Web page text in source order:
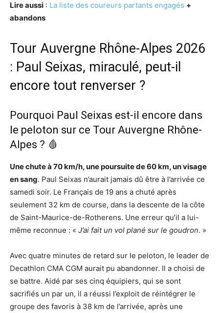
Lire aussi : La liste des coureurs partants engagés +
abandons
Tour Auvergne Rhône-Alpes 2026
: Paul Seixas, miraculé, peut-il
encore tout renverser ?
Pourquoi Paul Seixas est-il encore dans
le peloton sur ce Tour Auvergne Rhône-
Alpes ? 🩸
Une chute à 70 km/h, une poursuite de 60 km, un visage
en sang. Paul Seixas n’aurait jamais dû être à l’arrivée ce
samedi soir. Le Français de 19 ans a chuté après
seulement 32 km de course, dans la descente de la côte
de Saint-Maurice-de-Rotherens. Une erreur qu’il a lui-
même reconnue : « J’ai fait un vol plané sur le goudron. »
Avec quatre minutes de retard sur le peloton, le leader de
Decathlon CMA CGM aurait pu abandonner. Il a choisi de
se battre. Aidé par ses cinq équipiers, qui se sont
sacrifiés un par un, il a réussi l’exploit de réintégrer le
groupe des favoris à 38 km de l’arrivée, après une